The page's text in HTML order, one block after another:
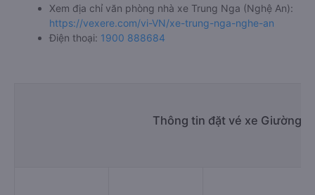
Xem địa chỉ văn phòng nhà xe Trung Nga (Nghệ An):
https://vexere.com/vi-VN/xe-trung-nga-nghe-an
Điện thoại: 1900 888684
Thông tin đặt vé xe Giường